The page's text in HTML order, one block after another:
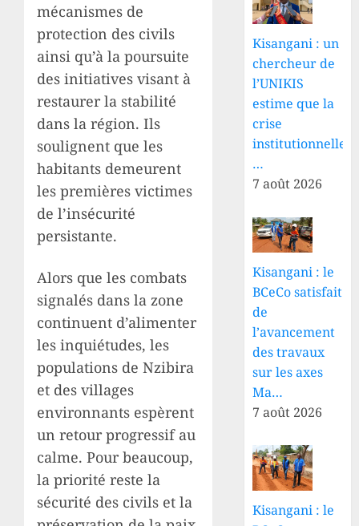
mécanismes de
protection des civils
ainsi qu’à la poursuite
des initiatives visant à
restaurer la stabilité
dans la région. Ils
soulignent que les
habitants demeurent
les premières victimes
de l’insécurité
persistante.
Alors que les combats
signalés dans la zone
continuent d’alimenter
les inquiétudes, les
populations de Nzibira
et des villages
environnants espèrent
un retour progressif au
calme. Pour beaucoup,
la priorité reste la
sécurité des civils et la
Kisangani : un
chercheur de
l’UNIKIS
estime que la
crise
institutionnelle
…
7 août 2026
Kisangani : le
BCeCo satisfait
de
l’avancement
des travaux
sur les axes
Ma…
7 août 2026
Kisangani : le